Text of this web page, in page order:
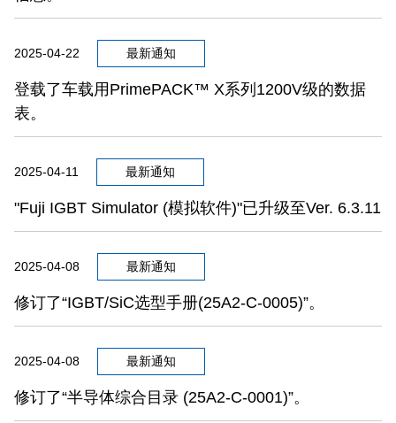
2025-04-22 最新通知
登载了车载用PrimePACK™ X系列1200V级的数据
表。
2025-04-11 最新通知
"Fuji IGBT Simulator (模拟软件)"已升级至Ver. 6.3.11
2025-04-08 最新通知
修订了“IGBT/SiC选型手册(25A2-C-0005)”。
2025-04-08 最新通知
修订了“半导体综合目录 (25A2-C-0001)”。